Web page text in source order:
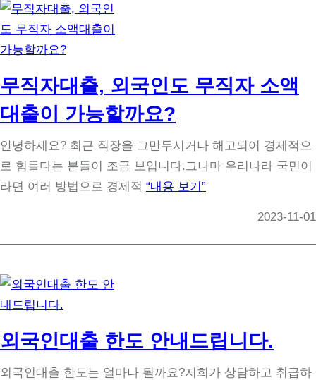
무직자대출, 외국인도 무직자 소액
대출이 가능할까요?
안녕하세요? 최근 직장을 그만두시거나 해고되어 경제적으
로 힘들다는 분들이 조금 보입니다.그나마 우리나라 국민이
라면 여러 방법으로 경제적 “내용 보기”
2023-11-01
외국인대출 한도 안내드립니다.
외국인대출 한도는 얼마나 될까요?저희가 상담하고 취급하